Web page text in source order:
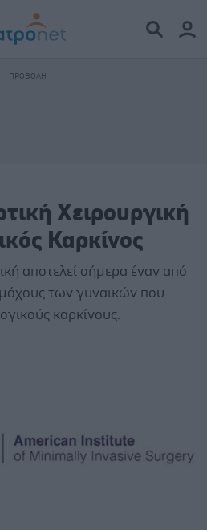
Χειρουργική
Καρκίνος
αποτελεί σήμερα έναν από
των γυναικών που
καρκίνους.